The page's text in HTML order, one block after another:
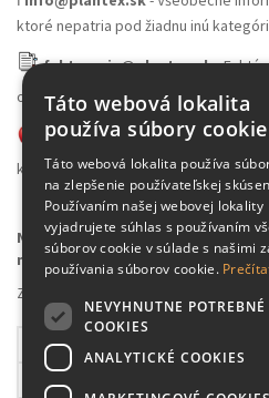
ktoré nepatria pod žiadnu inú
fakturacia@plantex.sk-
ohľadom financií smerujte sem.
skladovocia@plantex.sk-
konzumáciu alebo spracovanie
Napíšte na správny e-mail, aby
najrýchlejšie
Záhradné centrum Plantex
Pondelok
Utorok
Táto webová lokalita
používa súbory cookie
Táto webová lokalita používa
na zlepšenie používateľskej
Používaním našej webovej lokality
vyjadrujete súhlas s používaním
súborov cookie v súlade s našimi
používania súborov cookie.
NEVYHNUTNE POTREBNÉ
COOKIES
ANALYTICKÉ COOKIES